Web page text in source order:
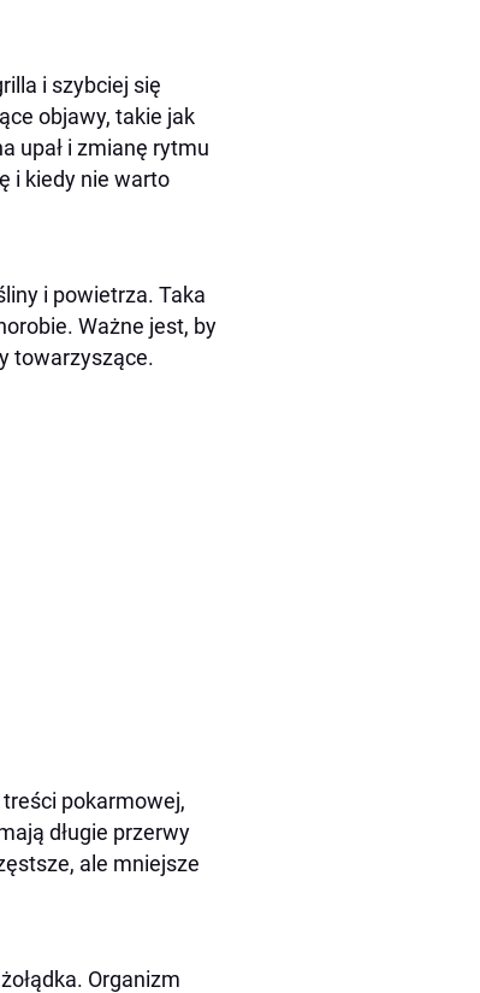
i szybciej się
objawy, takie jak
upał i zmianę rytmu
i kiedy nie warto
i powietrza. Taka
Ważne jest, by
towarzyszące.
treści pokarmowej,
długie przerwy
ale mniejsze
Organizm